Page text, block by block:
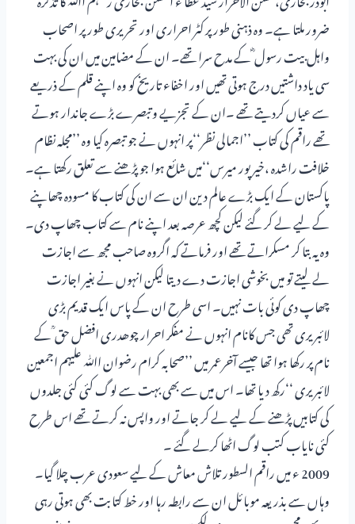
ضرور ملتا ہے۔ وہ ذہنی طور پر کٹر احراری اور تحریری طور پر اصحاب
واہل بیت رسول ؓ کے مدح سرا تھے۔ ان کے مضامین میں ان کی بہت
سی یاد داشتیں درج ہوتی تھیں اور اخفاء تاریخ کو وہ اپنے قلم کے ذریعے
سے عیاں کردیتے تھے ۔ان کے تجزیے وتبصرے بڑے جاندار ہوتے
تھے راقم کی کتاب ’’اجمالی نظر‘‘پر انہوں نے جو تبصرہ کیا وہ ’’مجلہ نظام
خلافت راشدہ ،خیرپور میرس‘‘میں شائع ہوا جو پڑھنے سے تعلق رکھتا ہے۔
پاکستان کے ایک بڑے عالم دین ان سے ان کی کتاب کا مسودہ چھاپنے
کے لیے لے کر گئے لیکن کچھ عرصہ بعد اپنے نام سے کتاب چھاپ دی۔
وہ یہ بتا کر مسکراتے تھے اور فرماتے کہ اگروہ صاحب مجھ سے اجازت
لے لیتے تو میں بخوشی اجازت دے دیتا لیکن انہوں نے بغیر اجازت
چھاپ دی کوئی بات نہیں۔ اسی طرح ان کے پاس ایک قدیم بڑی
لائبریری تھی جس کانام انہوں نے مفکر احرار چوھدری افضل حق ؒ کے
نام پر رکھا ہوا تھا جیسے آخرعمر میں ’’صحابہ کرام رضوان اﷲ علیہم اجمعین
لائبریری ‘‘رکھ دیا تھا۔ اس میں سے بھی بہت سے لوگ کئی کئی جلدوں
کی کتابیں پڑھنے کے لیے لے کر جاتے اور واپس نہ کرتے تھے اس طرح
کئی نایاب کتب لوگ اٹھا کرلے گئے ۔
2009 ء میں راقم السطور تلاش معاش کے لیے سعودی عرب چلا گیا۔
وہاں سے بذریعہ موبائل ان سے رابطہ رہا اور خط کتابت بھی ہوتی رہی